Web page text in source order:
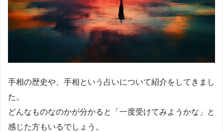
手相の歴史や、手相という占いについて紹介をしてきまし
た。
どんなものなのかが分かると「一度受けてみようかな」と
感じた方もいるでしょう。